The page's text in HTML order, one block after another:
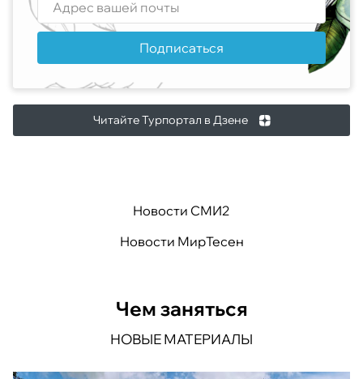
Подписаться
Читайте Турпортал в Дзене
Новости СМИ2
Новости МирТесен
Чем заняться
НОВЫЕ МАТЕРИАЛЫ